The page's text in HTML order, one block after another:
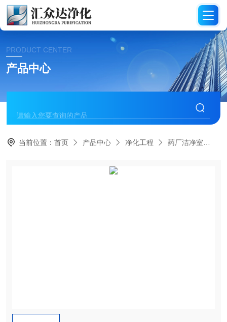
PRODUCT CENTER
产品中心
当前位置：首页 产品中心 净化工程 药厂洁净室